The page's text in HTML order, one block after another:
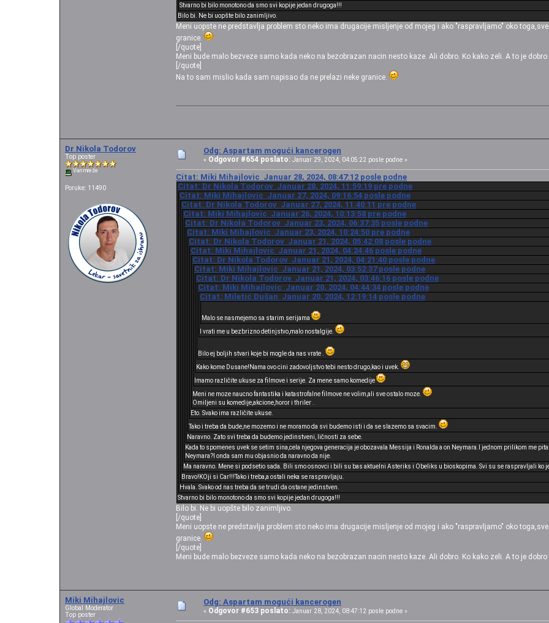
Stvarno bi bilo monotono da smo svi kopije jedan drugoga!!!
Bilo bi. Ne bi uopšte bilo zanimljivo.
Meni uopste ne predstavlja problem sto neko ima drugacije misljenje od mojeg i ako "raspravljamo" oko
granice.
[/quote]
Meni bude malo bezveze samo kada neko na bezobrazan nacin nesto kaze. Ali dobro. Ko kako zeli. A to je
[/quote]
Na to sam mislio kada sam napisao da ne prelazi neke granice.
Dr Nikola Todorov
Top poster
Van mreže
Poruke: 11490
Odg: Aspartam mogući kancerogen
« Odgovor #654 poslato: Januar 29, 2024, 04:05:22 posle podne »
Citat: Miki Mihajlovic Januar 28, 2024, 08:47:12 posle podne
Citat: Dr Nikola Todorov Januar 28, 2024, 11:59:19 pre podne
Citat: Miki Mihajlovic Januar 27, 2024, 09:16:54 posle podne
Citat: Dr Nikola Todorov Januar 27, 2024, 11:40:11 pre podne
Citat: Miki Mihajlovic Januar 26, 2024, 10:13:58 pre podne
Citat: Dr Nikola Todorov Januar 23, 2024, 06:37:35 posle podne
Citat: Miki Mihajlovic Januar 23, 2024, 10:24:50 pre podne
Citat: Dr Nikola Todorov Januar 21, 2024, 05:42:08 posle podne
Citat: Miki Mihajlovic Januar 21, 2024, 04:24:46 posle podne
Citat: Dr Nikola Todorov Januar 21, 2024, 04:21:40 posle podne
Citat: Miki Mihajlovic Januar 21, 2024, 03:52:37 posle podne
Citat: Dr Nikola Todorov Januar 21, 2024, 03:46:16 posle podne
Citat: Miki Mihajlovic Januar 20, 2024, 04:44:34 posle podne
Citat: Miletić Dušan Januar 20, 2024, 12:19:14 posle podne
Malo se nasmejemo sa starim serijama
I vrati me u bezbrizno detinjstvo,malo nostalgije.
Bilo ej boljih stvari koje bi mogle da nas vrate .
Kako kome Dusane!Nama ovo cini zadovoljstvo tebi nesto drugo,kao i uvek.
Imamo različite ukuse za filmove i serije. Za mene samo komedije
Meni ne moze naucno fantastika i katastrofalne filmove ne volim,ali sve ostalo moze.
Omiljeni su komedije,akcione,horor i thriler .
Eto. Svako ima različite ukuse.
Tako i treba da bude,ne mozemo i ne moramo da svi budemo isti i da se slazemo sa svacim.
Naravno. Zato svi treba da budemo jedinstveni, ličnosti za sebe.
Kada to spomenes uvek se setim sina,cela njegova generacija je obozavala Messija i Ronalda a on Neymara.I jednom prilikom me
Neymara?I onda sam mu objasnio da naravno da nije.
Ma naravno. Mene si podsetio sada. Bili smo osnovci i bili su bas aktuelni Asteriks i Obeliks u bioskopima. Svi su se raspravljali ko
Bravo!KOji si Car!!!Tako i treba,a ostali neka se raspravljaju.
Hvala. Svako od nas treba da se trudi da ostane jedinstven.
Stvarno bi bilo monotono da smo svi kopije jedan drugoga!!!
Bilo bi. Ne bi uopšte bilo zanimljivo.
[/quote]
Meni uopste ne predstavlja problem sto neko ima drugacije misljenje od mojeg i ako "raspravljamo" oko
granice.
[/quote]
Meni bude malo bezveze samo kada neko na bezobrazan nacin nesto kaze. Ali dobro. Ko kako zeli. A to je
Miki Mihajlovic
Global Moderator
Top poster
Odg: Aspartam mogući kancerogen
« Odgovor #653 poslato: Januar 28, 2024, 08:47:12 posle podne »